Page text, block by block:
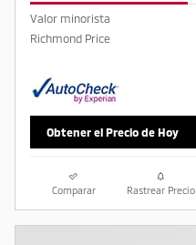
Valor minorista
Richmond Price
Obtener el Precio de Hoy
Comparar Rastrear Precio